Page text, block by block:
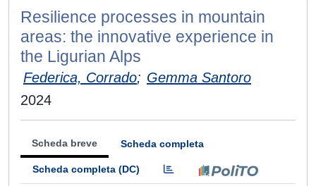
Resilience processes in mountain
areas: the innovative experience in
the Ligurian Alps
Federica, Corrado; Gemma Santoro
2024
Scheda breve Scheda completa
Scheda completa (DC)